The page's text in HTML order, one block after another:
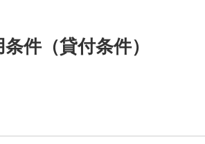
件（貸付条件）